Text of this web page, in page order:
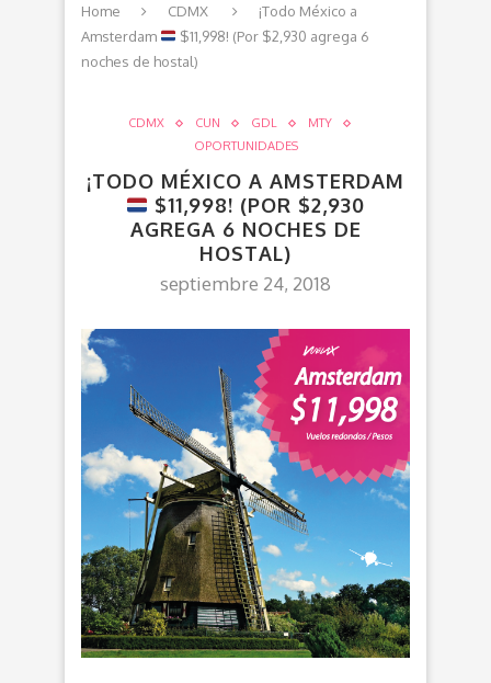
Home CDMX
¡Todo México a
Amsterdam
$11,998! (Por $2,930 agrega 6
noches de hostal)
CDMX CUN GDL
MTY
OPORTUNIDADES
¡TODO MÉXICO A AMSTERDAM
$11,998! (POR $2,930
AGREGA 6 NOCHES DE
HOSTAL)
septiembre 24, 2018